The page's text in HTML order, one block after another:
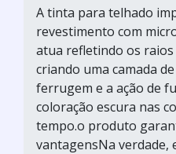
A tinta para telhado
revestimento com
atua refletindo os
criando uma camada
ferrugem e a ação de
coloração escura nas
tempo.o produto
vantagensNa verdade,